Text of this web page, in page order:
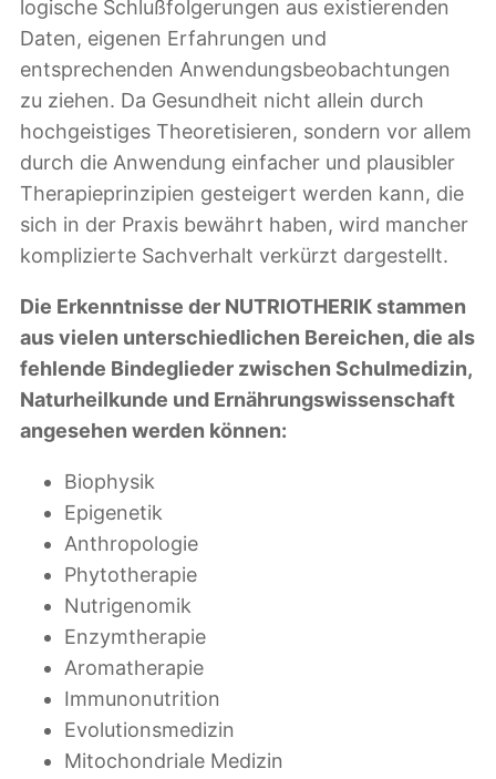
logische Schlußfolgerungen aus existierenden
Daten, eigenen Erfahrungen und
entsprechenden Anwendungsbeobachtungen
zu ziehen. Da Gesundheit nicht allein durch
hochgeistiges Theoretisieren, sondern vor allem
durch die Anwendung einfacher und plausibler
Therapieprinzipien gesteigert werden kann, die
sich in der Praxis bewährt haben, wird mancher
komplizierte Sachverhalt verkürzt dargestellt.
Die Erkenntnisse der NUTRIOTHERIK stammen
aus vielen unterschiedlichen Bereichen, die als
fehlende Bindeglieder zwischen Schulmedizin,
Naturheilkunde und Ernährungswissenschaft
angesehen werden können:
Biophysik
Epigenetik
Anthropologie
Phytotherapie
Nutrigenomik
Enzymtherapie
Aromatherapie
Immunonutrition
Evolutionsmedizin
Mitochondriale Medizin